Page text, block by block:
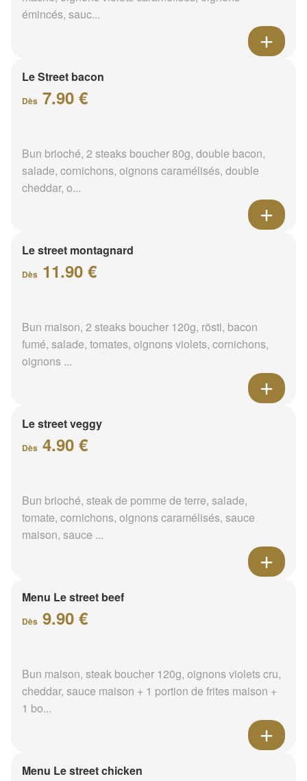
émincés, sauc...
Le Street bacon
Dès 7.90 €
Bun brioché, 2 steaks boucher 80g, double bacon,
salade, cornichons, oignons caramélisés, double
cheddar, o...
Le street montagnard
Dès 11.90 €
Bun maison, 2 steaks boucher 120g, rösti, bacon
fumé, salade, tomates, oignons violets, cornichons,
oignons ...
Le street veggy
Dès 4.90 €
Bun brioché, steak de pomme de terre, salade,
tomate, cornichons, oignons caramélisés, sauce
maison, sauce ...
Menu Le street beef
Dès 9.90 €
Bun maison, steak boucher 120g, oignons violets cru,
cheddar, sauce maison + 1 portion de frites maison +
1 bo...
Menu Le street chicken